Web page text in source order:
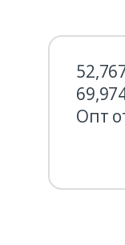
Опт